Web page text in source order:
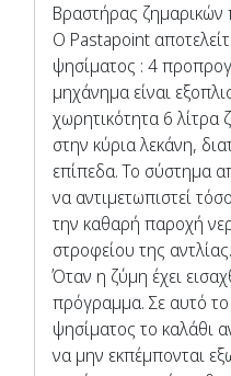
Βραστήρας ζημαρικών
Ο Pastapoint
ψησίματος : 4
μηχάνημα είναι
χωρητικότητα 6 λίτρα
στην κύρια λεκάνη,
επίπεδα. Το σύστημα
να αντιμετωπιστεί
την καθαρή παροχή
στροφείου της αντλίας.
Όταν η ζύμη έχει
πρόγραμμα. Σε αυτό το
ψησίματος το καλάθι
να μην εκπέμπονται